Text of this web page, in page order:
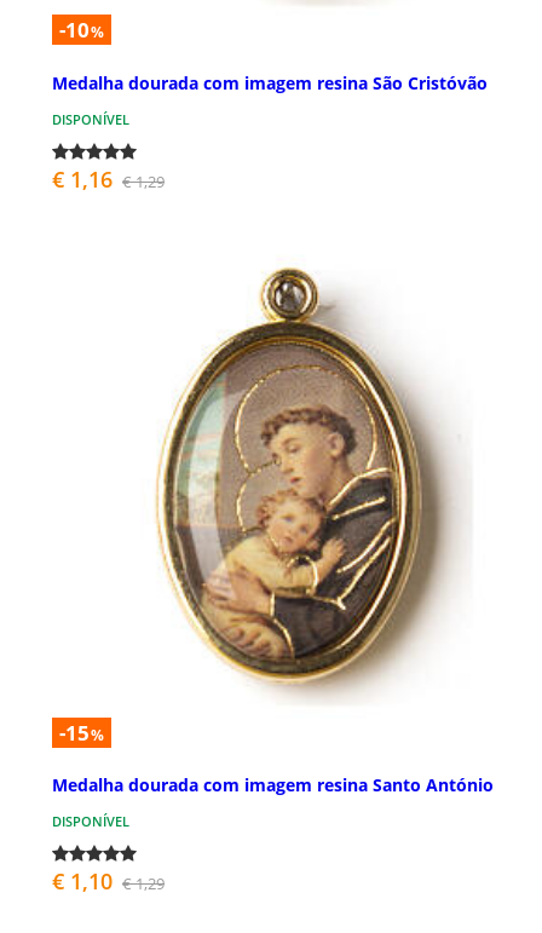
-10%
Medalha dourada com imagem resina São Cristóvão
DISPONÍVEL
€ 1,16 € 1,29
-15%
Medalha dourada com imagem resina Santo António
DISPONÍVEL
€ 1,10 € 1,29